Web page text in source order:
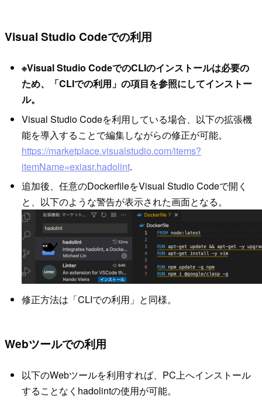
Visual Studio Codeでの利用
※Visual Studio CodeでのCLIのインストールは必要の
ため、「CLIでの利用」の項目を参照にしてインストー
ル。
Visual Studio Codeを利用している場合、以下の拡張機
能を導入することで編集しながらの修正が可能。
https://marketplace.visualstudio.com/items?
itemName=exiasr.hadolint.
追加後、任意のDockerfileをVisual Studio Codeで開く
と、以下のような警告が表示された画面となる。
修正方法は「CLIでの利用」と同様。
Webツールでの利用
以下のWebツールを利用すれば、PC上へインストール
することなくhadolintの使用が可能。